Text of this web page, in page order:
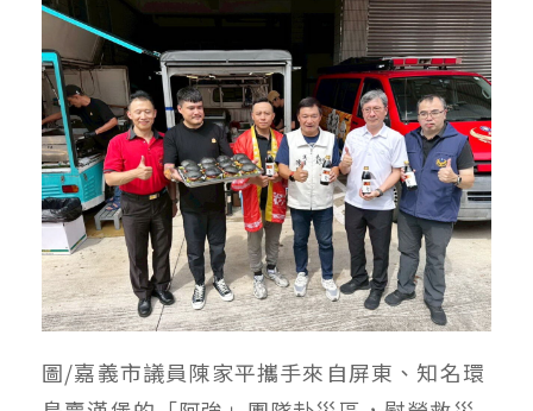
圖/嘉義市議員陳家平攜手來自屏東、知名環